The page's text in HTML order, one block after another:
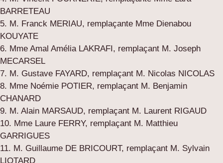
BARRETEAU
5. M. Franck MERIAU, remplaçante Mme Dienabou
KOUYATE
6. Mme Amal Amélia LAKRAFI, remplaçant M. Joseph
MECARSEL
7. M. Gustave FAYARD, remplaçant M. Nicolas NICOLAS
8. Mme Noémie POTIER, remplaçant M. Benjamin
CHANARD
9. M. Alain MARSAUD, remplaçant M. Laurent RIGAUD
10. Mme Laure FERRY, remplaçant M. Matthieu
GARRIGUES
11. M. Guillaume DE BRICOURT, remplaçant M. Sylvain
LIOTARD